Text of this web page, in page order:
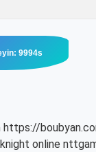
https://
knight online